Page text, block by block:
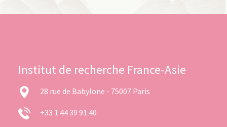
Institut de recherche France-Asie
28 rue de Babylone - 75007 Paris
+33 1 44 39 91 40